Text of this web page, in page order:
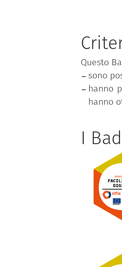
Questo
sono
hanno
hanno
I